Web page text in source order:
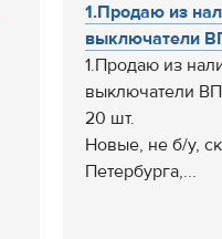
1.Продаю из
выключатели
1.Продаю из
выключатели
20 шт.
Новые, не б/у,
Петербурга,...